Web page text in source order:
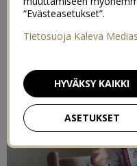
“Evästeasetukset”.
Tietosuoja Kaleva
ASETUKSET
HYVÄKSY KAIKKI